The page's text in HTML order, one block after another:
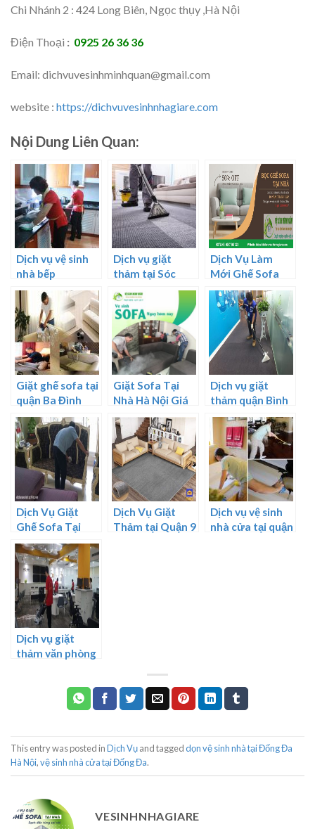
Chi Nhánh 2 : 424 Long Biên, Ngọc thụy ,Hà Nội
Điện Thoại : 0925 26 36 36
Email: dichvuvesinhminhquan@gmail.com
website : https://dichvuvesinhnhagiare.com
Nội Dung Liên Quan:
Dịch vụ vệ sinh
nhà bếp
Dịch vụ giặt
thảm tại Sóc
Dịch Vụ Làm
Mới Ghế Sofa
Chuyên Nghiệp,
Uy Tín
Giặt ghế sofa tại
quận Ba Đình
Giặt Sofa Tại
Nhà Hà Nội Giá
Rẻ – Phục Vụ
24/7, Có Mặt
Sau 30 Phút Gọi
Dịch vụ giặt
thảm quận Bình
Tân
Dịch Vụ Giặt
Ghế Sofa Tại
Quận 1 TPHCM
Dịch Vụ Giặt
Thảm tại Quận 9
Dịch vụ vệ sinh
nhà cửa tại quận
Dịch vụ giặt
thảm văn phòng
This entry was posted inDịch Vụand taggeddọn vệ sinh nhà tại Đống Đa
Hà Nội,vệ sinh nhà cửa tại Đống Đa.
VESINHNHAGIARE